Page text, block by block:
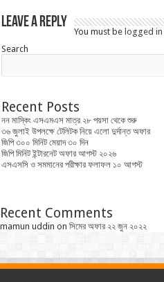
Leave a Reply
You must be logged in
Search
Recent Posts
নন মাস্কিং এসএমএস মাত্র ২৮ পয়সা থেকে শুরু
৩৬ জুলাই উপলক্ষে টেলিটক নিয়ে এলো দুর্দান্ত অফার
জিপি ৩০০ মিনিট মেয়াদ ৩০ দিন
জিপি মিনিট ইন্টারনেট অফার আগস্ট ২০২৬
এসএসসি ও সমমানের পরীক্ষার ফলাফল ১০ আগস্ট
Recent Comments
mamun uddin on সিমের অফার ২২ জুন ২০২২